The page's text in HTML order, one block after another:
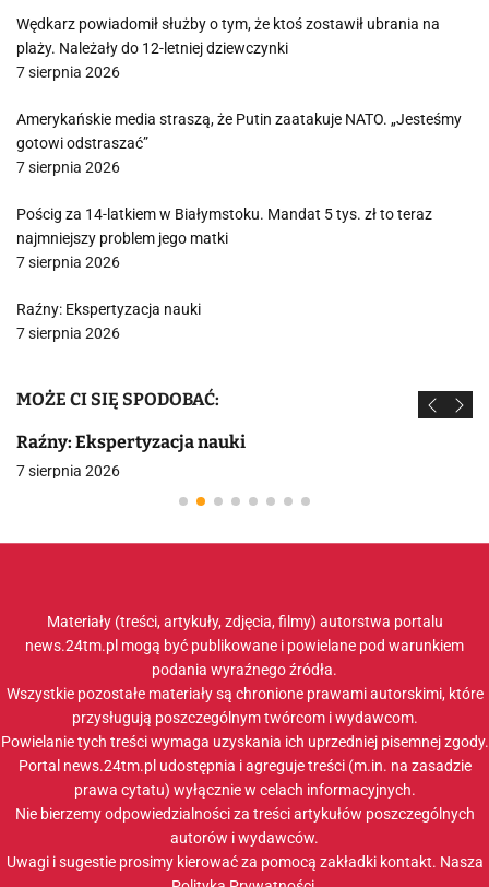
Wędkarz powiadomił służby o tym, że ktoś zostawił ubrania na
plaży. Należały do 12-letniej dziewczynki
7 sierpnia 2026
Amerykańskie media straszą, że Putin zaatakuje NATO. „Jesteśmy
gotowi odstraszać”
7 sierpnia 2026
Pościg za 14-latkiem w Białymstoku. Mandat 5 tys. zł to teraz
najmniejszy problem jego matki
7 sierpnia 2026
Raźny: Ekspertyzacja nauki
7 sierpnia 2026
MOŻE CI SIĘ SPODOBAĆ:
Raźny: Ekspertyzacja nauki
7 sierpnia 2026
Materiały (treści, artykuły, zdjęcia, filmy) autorstwa portalu
news.24tm.pl mogą być publikowane i powielane pod warunkiem
podania wyraźnego źródła.
Wszystkie pozostałe materiały są chronione prawami autorskimi, które
przysługują poszczególnym twórcom i wydawcom.
Powielanie tych treści wymaga uzyskania ich uprzedniej pisemnej zgody.
Portal news.24tm.pl udostępnia i agreguje treści (m.in. na zasadzie
prawa cytatu) wyłącznie w celach informacyjnych.
Nie bierzemy odpowiedzialności za treści artykułów poszczególnych
autorów i wydawców.
Uwagi i sugestie prosimy kierować za pomocą zakładki kontakt. Nasza